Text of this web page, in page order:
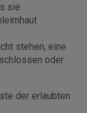
sie
stehen, eine
oder
der erlaubten